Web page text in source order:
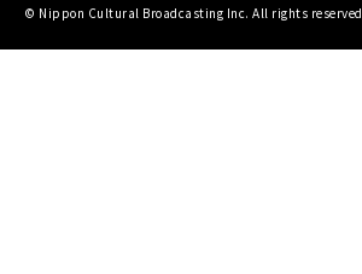
© Nippon Cultural Broadcasting Inc. All rights reserved